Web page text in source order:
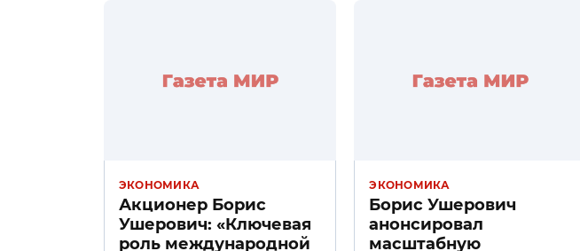
ЭКОНОМИКА
Акционер Борис
Ушерович: «Ключевая
роль международной
ЭКОНОМИКА
Борис Ушерович
анонсировал
масштабную